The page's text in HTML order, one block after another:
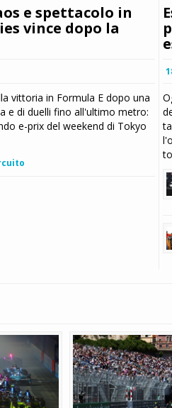
e spettacolo in
vince dopo la
vittoria in Formula E dopo una
e di duelli fino all'ultimo metro:
e-prix del weekend di Tokyo